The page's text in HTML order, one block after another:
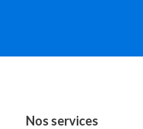
Nos services